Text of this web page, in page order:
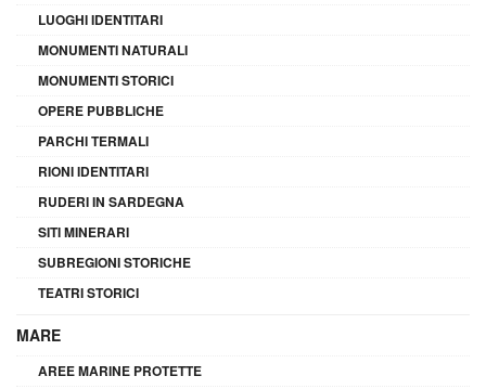
LUOGHI IDENTITARI
MONUMENTI NATURALI
MONUMENTI STORICI
OPERE PUBBLICHE
PARCHI TERMALI
RIONI IDENTITARI
RUDERI IN SARDEGNA
SITI MINERARI
SUBREGIONI STORICHE
TEATRI STORICI
MARE
AREE MARINE PROTETTE